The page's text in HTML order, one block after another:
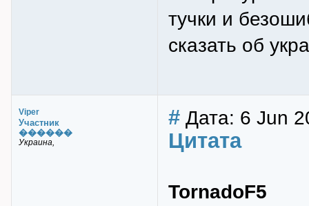
тучки и
сказать об
Viper
Участник
������
Украина,
# Дата: 6 Jun
Цитата
TornadoF5